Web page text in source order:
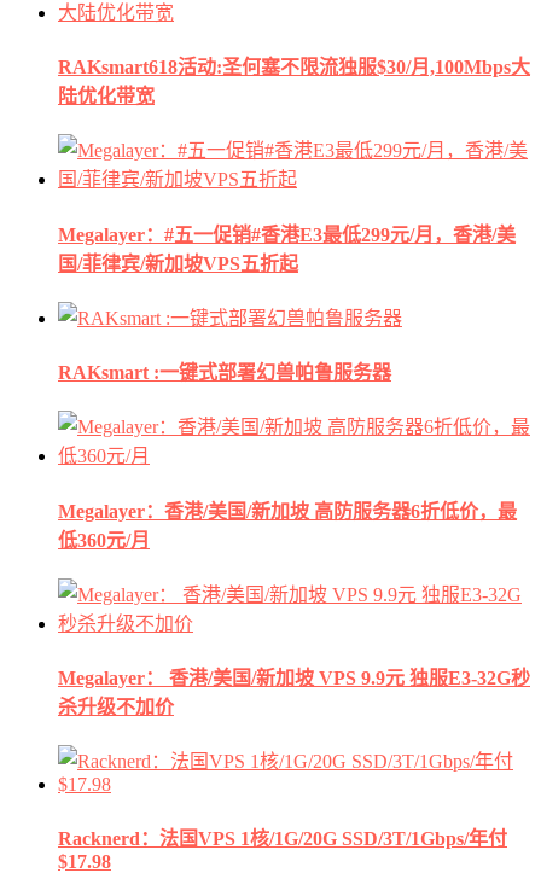
RAKsmart618活动:圣何塞不限流独服$30/月,100Mbps大
陆优化带宽
Megalayer：#五一促销#香港E3最低299元/月，香港/美
国/菲律宾/新加坡VPS五折起
RAKsmart :一键式部署幻兽帕鲁服务器
Megalayer：香港/美国/新加坡 高防服务器6折低价，最
低360元/月
Megalayer： 香港/美国/新加坡 VPS 9.9元 独服E3-32G秒
杀升级不加价
Racknerd：法国VPS 1核/1G/20G SSD/3T/1Gbps/年付
$17.98